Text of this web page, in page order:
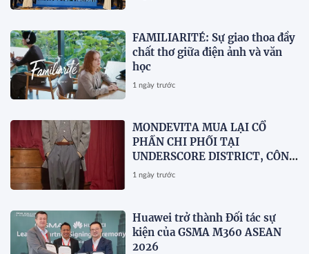
FAMILIARITÉ: Sự giao thoa đầy
chất thơ giữa điện ảnh và văn
học
1 ngày trước
MONDEVITA MUA LẠI CỔ
PHẦN CHI PHỐI TẠI
UNDERSCORE DISTRICT, CÔNG
TY MẸ CỦA MAGLIANO, ĐÁNH
TẢNG THƯƠNG HIỆU CAO CẤP
MỚI CỦA Ý.
1 ngày trước
Huawei trở thành Đối tác sự
kiện của GSMA M360 ASEAN
2026